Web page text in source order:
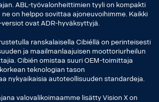
ABL-työvalonheittimien tyyli on kompakti
on helppo sovittaa ajoneuvoihimme. Kaikki
ovat ADR-hyväksyttyjä.
ranskalaisella Cibiéllä on perinteisesti
ja maailmanlaajuisen moottoriurheilun
Cibién omistaa suuri OEM-toimittaja
teknologian tason
nykyaikaisia autoteollisuuden standardeja.
valovalikoimaamme lisätty Vision X on